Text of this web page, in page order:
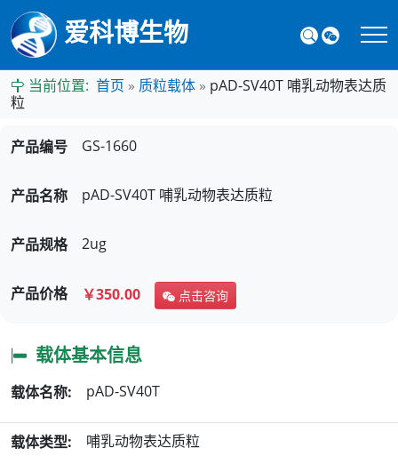
爱科博生物
当前位置: 首页 » 质粒载体 » pAD-SV40T 哺乳动物表达质
粒
产品编号 GS-1660
产品名称 pAD-SV40T 哺乳动物表达质粒
产品规格 2ug
产品价格 ￥350.00 点击咨询
载体基本信息
载体名称:
pAD-SV40T
载体类型: 哺乳动物表达质粒